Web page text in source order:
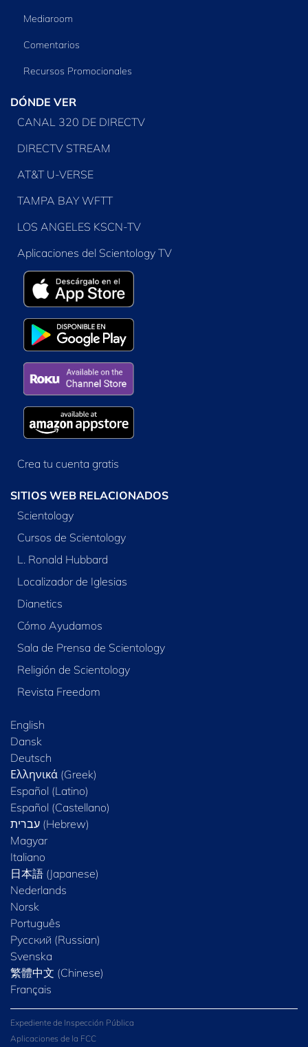
Mediaroom
Comentarios
Recursos Promocionales
DÓNDE VER
CANAL 320 DE DIRECTV
DIRECTV STREAM
AT&T U-VERSE
TAMPA BAY WFTT
LOS ANGELES KSCN-TV
Aplicaciones del Scientology TV
Crea tu cuenta gratis
SITIOS WEB RELACIONADOS
Scientology
Cursos de Scientology
L. Ronald Hubbard
Localizador de Iglesias
Dianetics
Cómo Ayudamos
Sala de Prensa de Scientology
Religión de Scientology
Revista Freedom
English
Dansk
Deutsch
Ελληνικά (Greek)
Español (Latino)
Español (Castellano)
Magyar
Italiano
日本語 (Japanese)
Nederlands
Norsk
Português
Русский (Russian)
Svenska
繁體中文 (Chinese)
Français
Expediente de Inspección Pública
Aplicaciones de la FCC